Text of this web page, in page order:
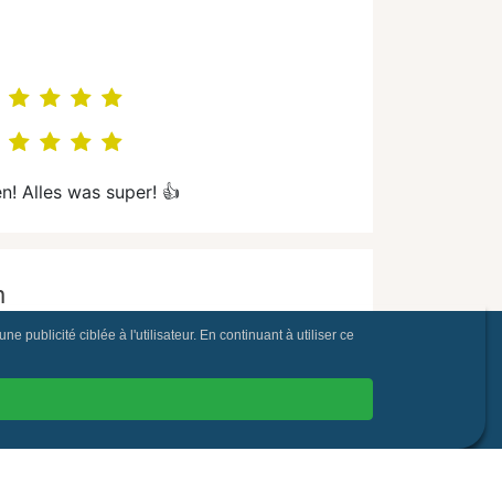
Alles was super! 👍
publicité ciblée à l'utilisateur. En continuant à utiliser ce